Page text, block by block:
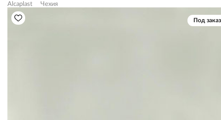
Alcaplast Чехия
Под заказ